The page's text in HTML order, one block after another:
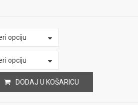
opciju
opciju
DODAJ U KOŠARICU